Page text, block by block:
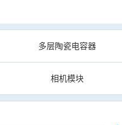
多层陶瓷电容器
相机模块